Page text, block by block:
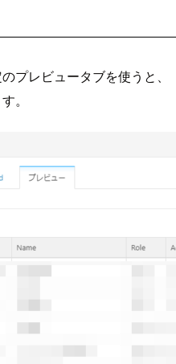
プレビュータブを使うと、
。